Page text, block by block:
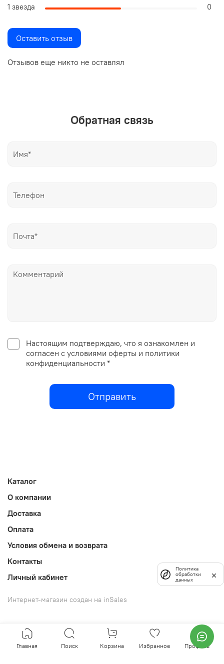
Отзывов еще никто не оставлял
1 звезда
0
Оставить отзыв
Обратная связь
Настоящим подтверждаю, что я ознакомлен и
согласен с условиями оферты и политики
конфиденциальности *
Отправить
Каталог
О компании
Доставка
Оплата
Условия обмена и возврата
Контакты
Личный кабинет
Интернет-магазин создан на inSales
Главная Поиск Корзина Избранное Профиль
Политика
обработки
данных